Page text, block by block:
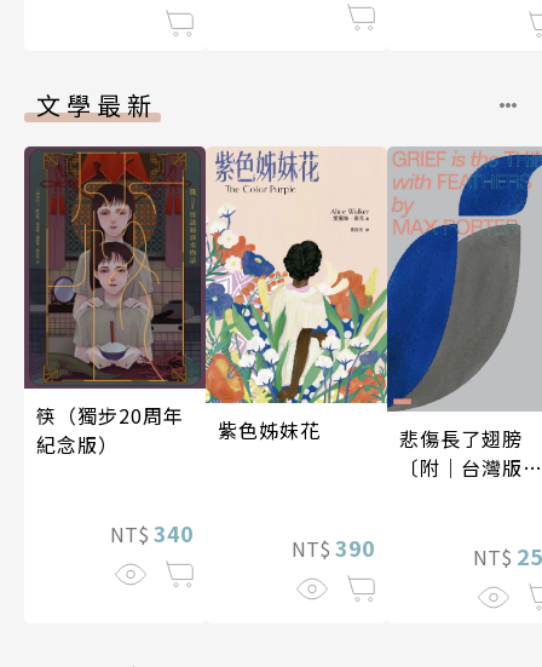
文學最新
筷（獨步20周年
紀念版）
NT$ 340
紫色姊妹花
NT$ 390
悲傷長了翅膀
〔附｜台灣版獨
NT$